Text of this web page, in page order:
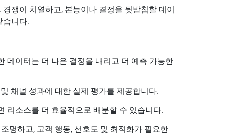
쟁이 치열하고, 본능이나 결정을 뒷받침할 데이
습니다.
데이터는 더 나은 결정을 내리고 더 예측 가능한
채널 성과에 대한 실제 평가를 제공합니다.
리소스를 더 효율적으로 배분할 수 있습니다.
명하고, 고객 행동, 선호도 및 최적화가 필요한